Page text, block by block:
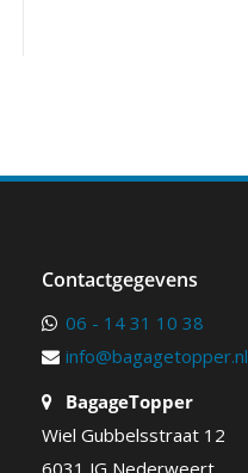
Contactgegevens
06 - 14 31 10 38
info@bagagetopper.nl
BagageTopper
Wiel Gubbelsstraat 12
6031 JG Nederweert